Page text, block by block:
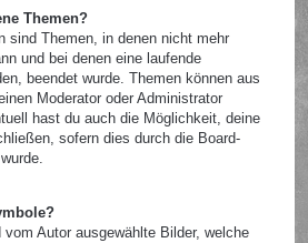
Themen?
sind Themen, in denen nicht mehr
und bei denen eine laufende
beendet wurde. Themen können aus
Moderator oder Administrator
hast du auch die Möglichkeit, deine
sofern dies durch die Board-
Autor ausgewählte Bilder, welche